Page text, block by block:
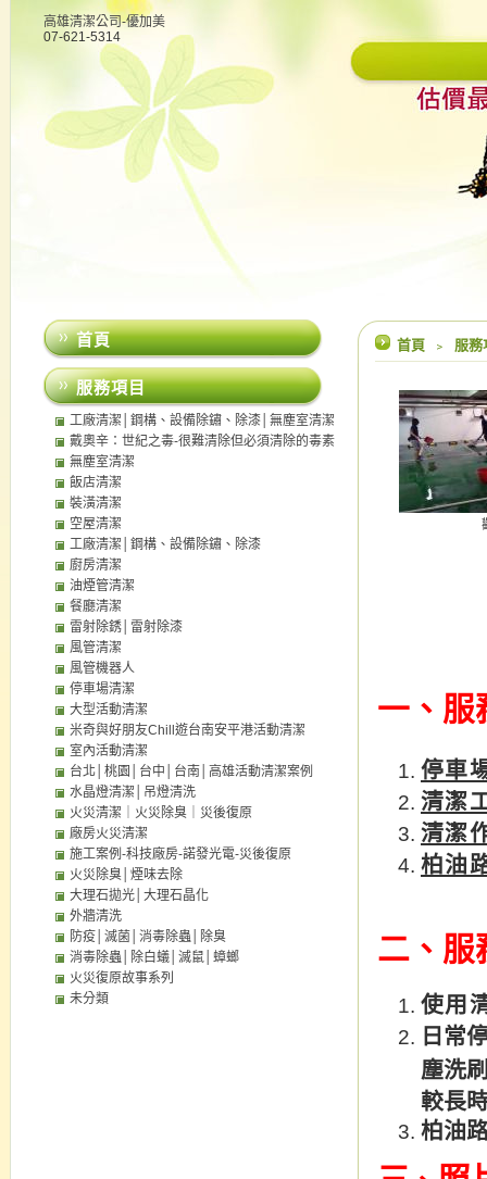
高雄清潔公司-優加美
07-621-5314
首頁 ﹥ 服
一、 服
停車
清潔
清潔
柏油
二、 服
使用
日常
塵洗
較長
柏油
首頁
服務項目
工廠清潔│鋼構、設備除鏽、除漆│無塵室清潔
│中央廚房清潔
戴奧辛：世紀之毒-很難清除但必須清除的毒素
無塵室清潔
飯店清潔
裝潢清潔
空屋清潔
工廠清潔│鋼構、設備除鏽、除漆
廚房清潔
油煙管清潔
餐廳清潔
雷射除銹│雷射除漆
風管清潔
風管機器人
停車場清潔
大型活動清潔
米奇與好朋友Chill遊台南安平港活動清潔
室內活動清潔
台北│桃園│台中│台南│高雄活動清潔案例
水晶燈清潔│吊燈清洗
火災清潔｜火災除臭｜災後復原
廠房火災清潔
施工案例-科技廠房-諾發光電-災後復原
火災除臭│煙味去除
大理石拋光│大理石晶化
外牆清洗
防疫│滅菌│消毒除蟲│除臭
消毒除蟲│除白蟻│滅鼠│蟑螂
火災復原故事系列
未分類